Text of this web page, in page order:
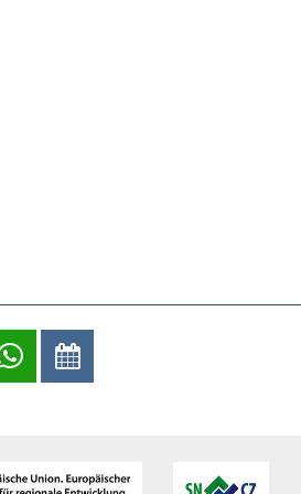
WhatsApp teilen
im Kalender speichern